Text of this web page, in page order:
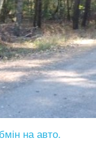
на авто.